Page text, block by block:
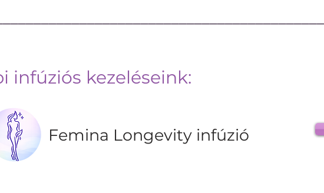
infúziós kezeléseink:
Femina Longevity infúzió